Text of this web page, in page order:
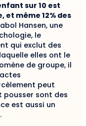
sur 10 est
même 12% des
Hansen, une
le
qui exclut des
elles ont le
de groupe, il
peut
sont des
est aussi un